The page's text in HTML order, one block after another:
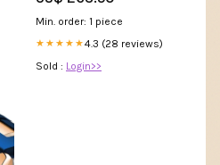
Min. order: 1 piece
★★★★★4.3 (28 reviews)
Sold : Login>>